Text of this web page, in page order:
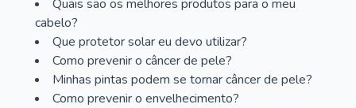
Quais são os melhores produtos para o meu
cabelo?
Que protetor solar eu devo utilizar?
Como prevenir o câncer de pele?
Minhas pintas podem se tornar câncer de pele?
Como prevenir o envelhecimento?